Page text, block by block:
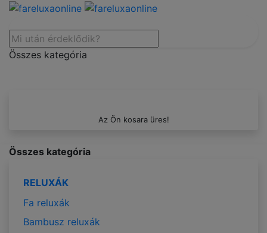
Összes kategória
Az Ön kosara üres!
Összes kategória
RELUXÁK
Fa reluxák
Bambusz reluxák